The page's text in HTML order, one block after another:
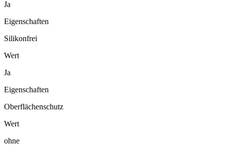
Ja
Eigenschaften
Silikonfrei
Wert
Ja
Eigenschaften
Oberflächenschutz
Wert
ohne